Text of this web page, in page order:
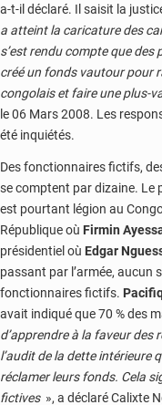
a-t-il déclaré. Il saisit la
a atteint la caricature des
s’est rendu compte que
créé un fonds vautour pour
congolais et faire une plus-
le 06 Mars 2008. Les
été inquiétés.
Des fonctionnaires fictifs,
se comptent par dizaine. Le
est pourtant légion au
République où Firmin
présidentiel où Edgar
passant par l’armée, aucun
fonctionnaires fictifs.
avait indiqué que 70 % des
d’apprendre à la faveur des
l’audit de la dette intérieure
réclamer leurs fonds. Cela
fictives », a déclaré Calixte